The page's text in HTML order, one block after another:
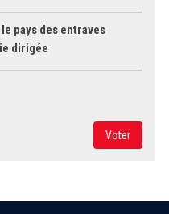
pays des entraves
dirigée
Voter